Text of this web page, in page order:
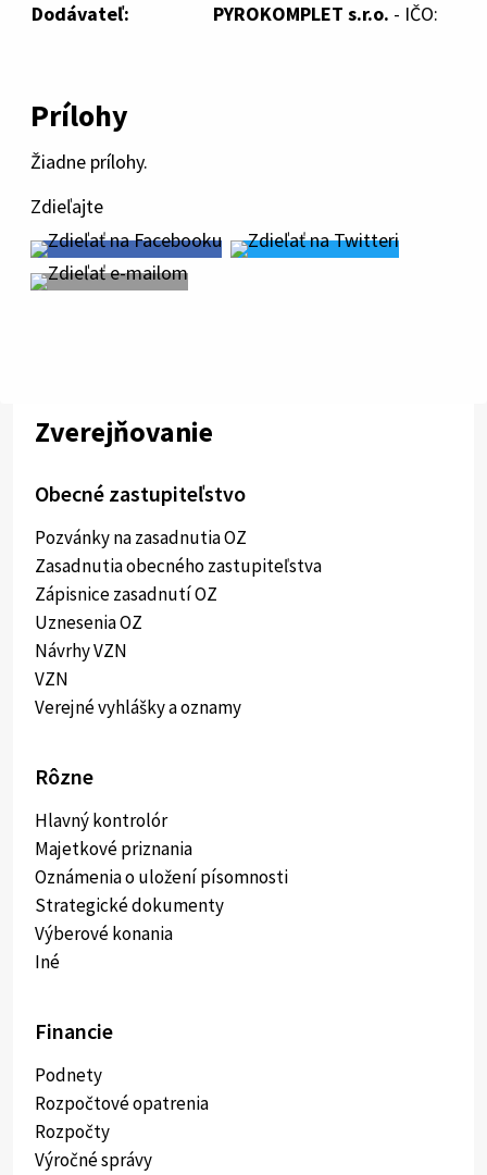
Dodávateľ:
PYROKOMPLET s.r.o. - IČO:
Prílohy
Žiadne prílohy.
Zdieľajte
Zverejňovanie
Obecné zastupiteľstvo
Pozvánky na zasadnutia OZ
Zasadnutia obecného zastupiteľstva
Zápisnice zasadnutí OZ
Uznesenia OZ
Návrhy VZN
VZN
Verejné vyhlášky a oznamy
Rôzne
Hlavný kontrolór
Majetkové priznania
Oznámenia o uložení písomnosti
Strategické dokumenty
Výberové konania
Iné
Financie
Podnety
Rozpočtové opatrenia
Rozpočty
Výročné správy